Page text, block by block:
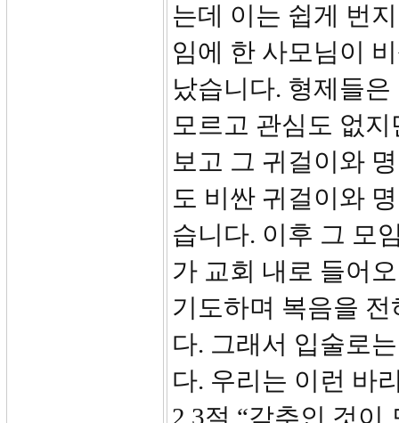
는데 이는 쉽게 번
임에 한 사모님이
났습니다. 형제들
모르고 관심도 없
보고 그 귀걸이와
도 비싼 귀걸이와
습니다. 이후 그 모
가 교회 내로 들어
기도하며 복음을
다. 그래서 입술로
다. 우리는 이런 바
2,3절 “감추인 것이